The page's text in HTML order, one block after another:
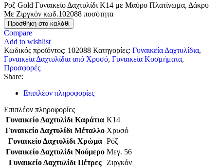
Ροζ Gold Γυναικείο Δαχτυλίδι Κ14 με Μαύρο Πλατίνωμα, Δάκρυ
Με Ζιργκόν κωδ.102088 ποσότητα
Προσθήκη στο καλάθι
Compare
Add to wishlist
Κωδικός προϊόντος: 102088 Κατηγορίες: Γυναικεία Δαχτυλίδια,
Γυναικεία Δαχτυλίδια από Χρυσό, Γυναικεία Κοσμήματα,
Προσφορές
Share:
Επιπλέον πληροφορίες
Επιπλέον πληροφορίες
Γυναικείο Δαχτυλίδι Καράτια K14
Γυναικείο Δαχτυλίδι Μέταλλο Χρυσό
Γυναικείο Δαχτυλίδι Χρώμα Ρόζ
Γυναικείο Δαχτυλίδι Νούμερο Μεγ. 56
Γυναικείο Δαχτυλίδι Πέτρες
Ζιργκόν